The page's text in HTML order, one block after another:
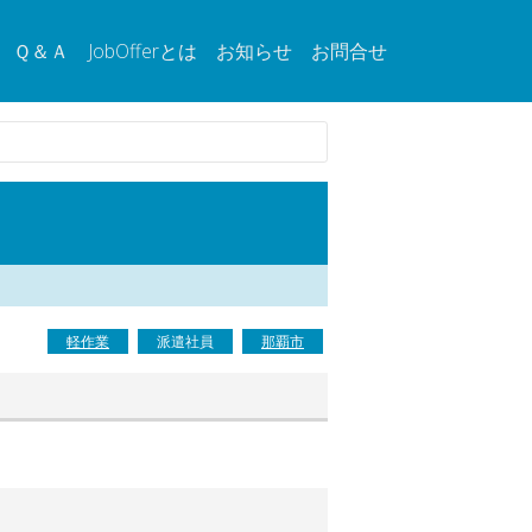
Ｑ＆Ａ JobOfferとは お知らせ お問合せ
軽作業 派遣社員 那覇市